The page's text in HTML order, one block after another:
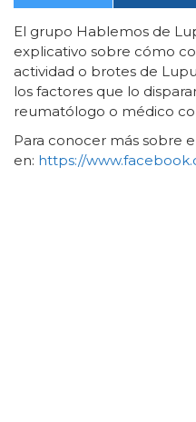
El grupo Hablemos de
explicativo sobre cómo
actividad o brotes de
los factores que lo
reumatólogo o médico
Para conocer más sobre
en: https://